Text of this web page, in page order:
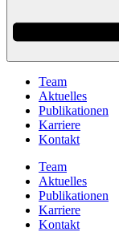
Team
Aktuelles
Publikationen
Karriere
Kontakt
Team
Aktuelles
Publikationen
Karriere
Kontakt